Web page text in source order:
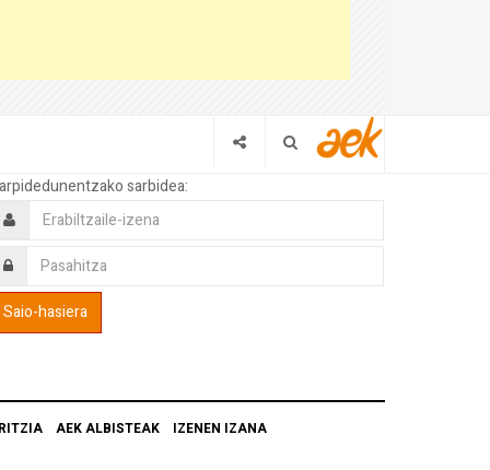
sarbidea:
AEK ALBISTEAK IZENEN IZANA